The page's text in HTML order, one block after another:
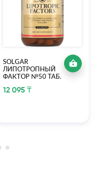
SOLGAR
ЛИПОТРОПНЫЙ
ФАКТОР №50 ТАБ.
12 095 ₸